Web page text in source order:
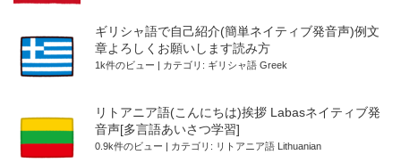
ギリシャ語で自己紹介(簡単ネイティブ発音声)例文
章よろしくお願いします読み方
1k件のビュー カテゴリ: ギリシャ語 Greek
リトアニア語(こんにちは)挨拶 Labasネイティブ発
音声[多言語あいさつ学習]
0.9k件のビュー カテゴリ: リトアニア語 Lithuanian